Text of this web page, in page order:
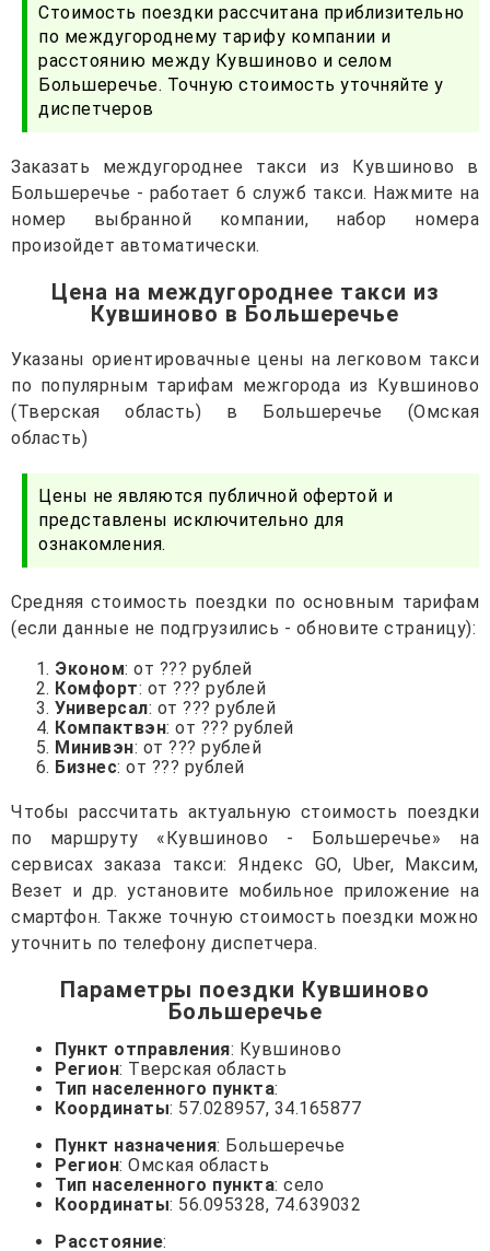
Стоимость поездки рассчитана приблизительно
по междугороднему тарифу компании и
расстоянию между Кувшиново и селом
Большеречье. Точную стоимость уточняйте у
диспетчеров
Заказать междугороднее такси из Кувшиново в
Большеречье - работает 6 служб такси. Нажмите на
номер выбранной компании, набор номера
произойдет автоматически.
Цена на междугороднее такси из
Кувшиново в Большеречье
Указаны ориентировачные цены на легковом такси
по популярным тарифам межгорода из Кувшиново
(Тверская область) в Большеречье (Омская
область)
Цены не являются публичной офертой и
представлены исключительно для
ознакомления.
Средняя стоимость поездки по основным тарифам
(если данные не подгрузились - обновите страницу):
Эконом: от ??? рублей
Комфорт: от ??? рублей
Универсал: от ??? рублей
Компактвэн: от ??? рублей
Минивэн: от ??? рублей
Бизнес: от ??? рублей
Чтобы рассчитать актуальную стоимость поездки
по маршруту «Кувшиново - Большеречье» на
сервисах заказа такси: Яндекс GO, Uber, Максим,
Везет и др. установите мобильное приложение на
смартфон. Также точную стоимость поездки можно
уточнить по телефону диспетчера.
Параметры поездки Кувшиново
Большеречье
Пункт отправления: Кувшиново
Регион: Тверская область
Тип населенного пункта:
Координаты: 57.028957, 34.165877
Пункт назначения: Большеречье
Регион: Омская область
Тип населенного пункта: село
Координаты: 56.095328, 74.639032
Расстояние: